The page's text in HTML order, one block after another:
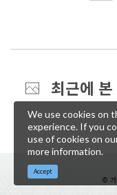
최근에 본
© 가
We use cookies on
experience. If you
use of cookies on
more information.
Accept